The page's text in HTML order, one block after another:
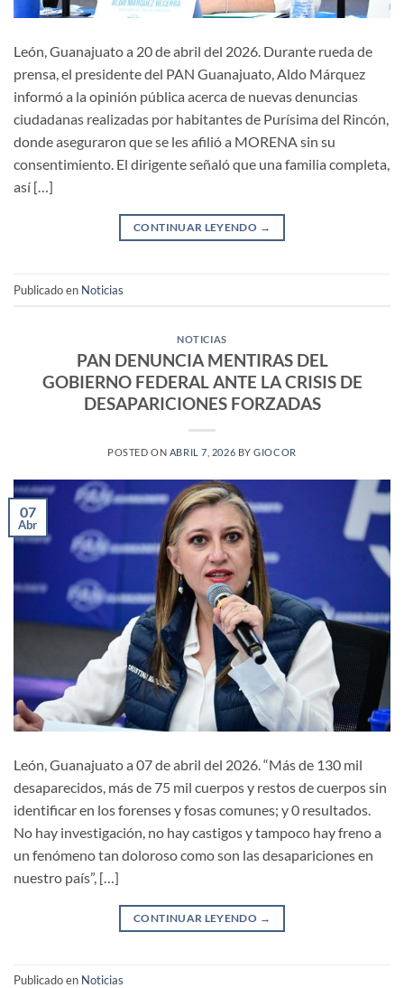
León, Guanajuato a 20 de abril del 2026. Durante rueda de
prensa, el presidente del PAN Guanajuato, Aldo Márquez
informó a la opinión pública acerca de nuevas denuncias
ciudadanas realizadas por habitantes de Purísima del Rincón,
donde aseguraron que se les afilió a MORENA sin su
consentimiento. El dirigente señaló que una familia completa,
así […]
CONTINUAR LEYENDO →
Publicado en Noticias
NOTICIAS
PAN DENUNCIA MENTIRAS DEL
GOBIERNO FEDERAL ANTE LA CRISIS DE
DESAPARICIONES FORZADAS
POSTED ON ABRIL 7, 2026 BYGIOCOR
07
Abr
León, Guanajuato a 07 de abril del 2026. “Más de 130 mil
desaparecidos, más de 75 mil cuerpos y restos de cuerpos sin
identificar en los forenses y fosas comunes; y 0 resultados.
No hay investigación, no hay castigos y tampoco hay freno a
un fenómeno tan doloroso como son las desapariciones en
nuestro país”, […]
CONTINUAR LEYENDO →
Publicado en Noticias